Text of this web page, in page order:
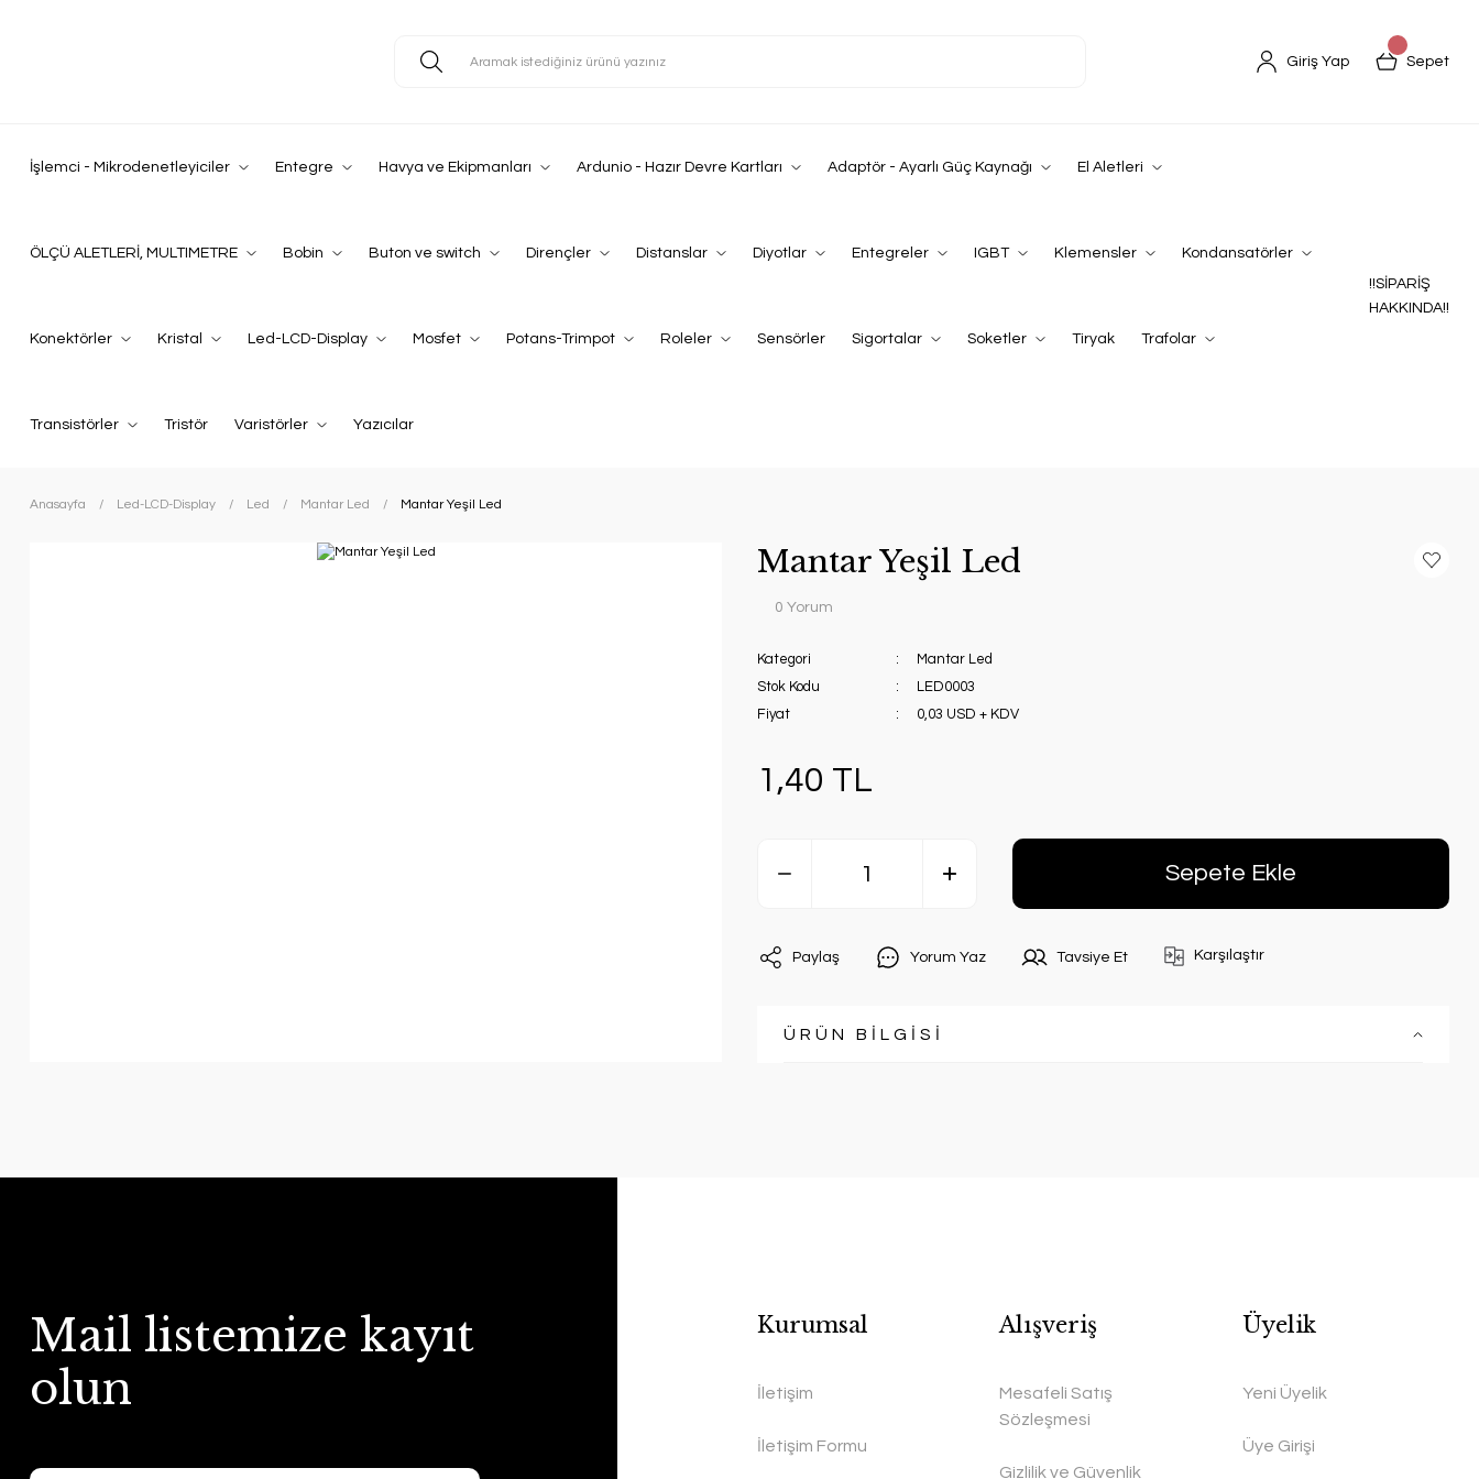
Giriş Yap Sepet
İşlemci - Mikrodenetleyiciler Entegre Havya ve Ekipmanları Ardunio - Hazır Devre Kartları Adaptör - Ayarlı Güç Kaynağı El Aletleri
ÖLÇÜ ALETLERİ, MULTIMETRE Bobin Buton ve switch Dirençler Distanslar Diyotlar Entegreler IGBT Klemensler Kondansatörler
Konektörler Kristal Led-LCD-Display Mosfet Potans-Trimpot Roleler Sensörler Sigortalar Soketler Tiryak Trafolar
Transistörler Tristör Varistörler Yazıcılar
!!SİPARİŞ
HAKKINDA!!
Anasayfa Led-LCD-Display Led Mantar Led Mantar Yeşil Led
Mantar Yeşil Led
0 Yorum
Kategori
Mantar Led
Stok Kodu
LED0003
Fiyat
0,03 USD + KDV
1,40 TL
Sepete Ekle
Paylaş Yorum Yaz Tavsiye Et Karşılaştır
ÜRÜN BİLGİSİ
Mail listemize kayıt
olun
Kurumsal
İletişim
İletişim Formu
Alışveriş
Mesafeli Satış
Sözleşmesi
Gizlilik ve Güvenlik
Üyelik
Yeni Üyelik
Üye Girişi